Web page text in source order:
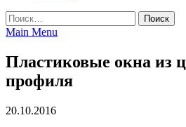
Найти:
Main Menu
Пластиковые окна из
профиля
20.10.2016